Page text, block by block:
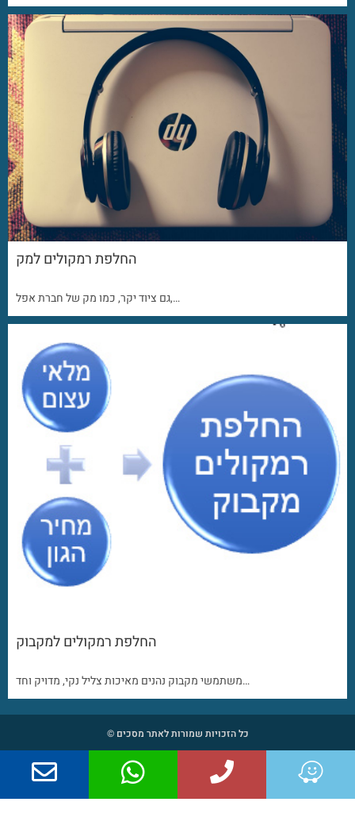
החלפת רמקולים למק
גם ציוד יקר, כמו מק של חברת אפל,…
החלפת רמקולים למקבוק
משתמשי מקבוק נהנים מאיכות צליל נקי, מדויק וחד…
כל הזכויות שמורות לאתר מסכים ©